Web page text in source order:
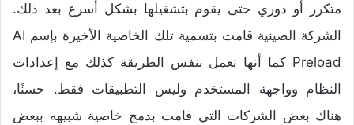
متكرر أو دوري حتى يقوم بتشغيلها بشكل أسرع بعد ذلك.
الشركة الصينية قامت بتسمية تلك الخاصية الأخيرة بإسم AI
Preload كما أنها تعمل بنفس الطريقة كذلك مع إعدادات
النظام وواجهة المستخدم وليس التطبيقات فقط. حسنًا،
هناك بعض الشركات التي قامت بدمج خاصية شبيهه ببعض